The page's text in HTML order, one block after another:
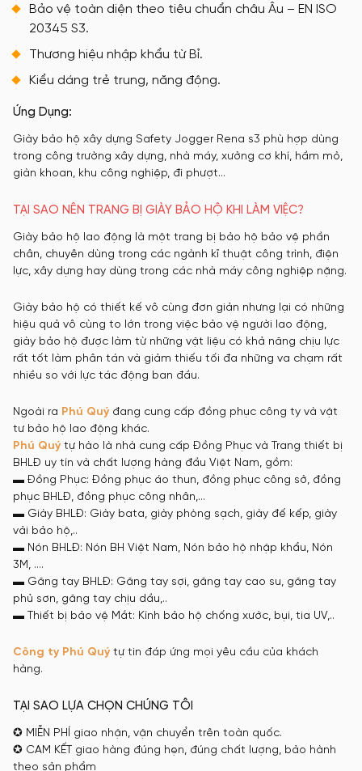
Bảo vệ toàn diện theo tiêu chuẩn châu Âu – EN ISO
20345 S3.
Thương hiệu nhập khẩu từ Bỉ.
Kiểu dáng trẻ trung, năng động.
Ứng Dụng:
Giày bảo hộ xây dựng Safety Jogger Rena s3 phù hợp dùng
trong công trường xây dựng, nhà máy, xưởng cơ khí, hầm mỏ,
giàn khoan, khu công nghiệp, đi phượt…
TẠI SAO NÊN TRANG BỊ GIÀY BẢO HỘ KHI LÀM VIỆC?
Giày bảo hộ lao động là một trang bị bảo hộ bảo vệ phần
chân, chuyên dùng trong các ngành kĩ thuật công trình, điện
lực, xây dựng hay dùng trong các nhà máy công nghiệp nặng.
Giày bảo hộ có thiết kế vô cùng đơn giản nhưng lại có những
hiệu quả vô cùng to lớn trong việc bảo vệ người lao động,
giày bảo hộ được làm từ những vật liệu có khả năng chịu lực
rất tốt làm phân tán và giảm thiếu tối đa những va chạm rất
nhiều so với lực tác động ban đầu.
Ngoài ra Phú Quý đang cung cấp đồng phục công ty và vật
tư bảo hộ lao động khác.
Phú Quý tự hào là nhà cung cấp Đồng Phục và Trang thiết bị
BHLĐ uy tín và chất lượng hàng đầu Việt Nam, gồm:
▬ Đồng Phục: Đồng phục áo thun, đồng phục công sở, đồng
phục BHLĐ, đồng phục công nhân,…
▬ Giày BHLĐ: Giày bata, giày phòng sạch, giày đế kếp, giày
vải bảo hộ,..
▬ Nón BHLĐ: Nón BH Việt Nam, Nón bảo hộ nhập khẩu, Nón
3M, ….
▬ Găng tay BHLĐ: Găng tay sợi, găng tay cao su, găng tay
phủ sơn, găng tay chịu dầu,..
▬ Thiết bị bảo vệ Mắt: Kính bảo hộ chống xước, bụi, tia UV,..
Công ty Phú Quý tự tin đáp ứng mọi yêu cầu của khách
hàng.
TẠI SAO LỰA CHỌN CHÚNG TÔI
✪ MIỄN PHÍ giao nhận, vận chuyển trên toàn quốc.
✪ CAM KẾT giao hàng đúng hẹn, đúng chất lượng, bảo hành
theo sản phẩm